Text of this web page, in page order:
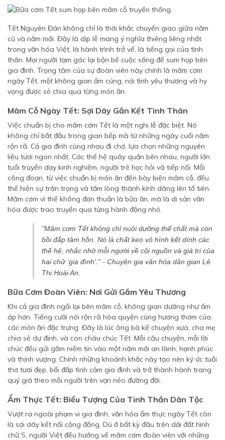
Tết Nguyên Đán không chỉ là thời khắc chuyển giao giữa năm
cũ và năm mới. Đây là dịp lễ mang ý nghĩa thiêng liêng nhất
trong văn hóa Việt, là hành trình trở về, là tiếng gọi của tình
thân. Mọi người tạm gác lại bộn bề cuộc sống để sum họp bên
gia đình. Trọng tâm của sự đoàn viên này chính là mâm cơm
ngày Tết, một không gian ấm cúng, nơi tình yêu thương và hy
vọng được sẻ chia qua từng món ăn.
Mâm Cỗ Ngày Tết: Sợi Dây Gắn Kết Tình Thân
Việc chuẩn bị cho mâm cơm Tết là một nghi lễ đặc biệt. Nó
không chỉ bắt đầu trong gian bếp mà từ những ngày cuối năm
rộn rã. Cả gia đình cùng nhau đi chợ, lựa chọn những nguyên
liệu tươi ngon nhất. Các thế hệ quây quần bên nhau, người lớn
tuổi truyền dạy kinh nghiệm, người trẻ học hỏi và tiếp nối. Mỗi
công đoạn, từ việc chuẩn bị món ăn đến bày biện mâm cỗ, đều
thể hiện sự trân trọng và tấm lòng thành kính dâng lên tổ tiên.
Mâm cơm vì thế không đơn thuần là bữa ăn, mà là di sản văn
hóa được trao truyền qua từng hành động nhỏ.
"Mâm cơm Tết không chỉ nuôi dưỡng thể chất mà còn
bồi đắp tâm hồn. Nó là chất keo vô hình kết dính các
thế hệ, nhắc nhở mỗi người về cội nguồn và giá trị của
hai chữ 'gia đình'." - Chuyên gia văn hóa dân gian Lê
Thị Hoài An.
Bữa Cơm Đoàn Viên: Nơi Gửi Gắm Yêu Thương
Khi cả gia đình ngồi lại bên mâm cỗ, không gian dường như ấm
áp hơn. Tiếng cười nói rộn rã hòa quyện cùng hương thơm của
các món ăn đặc trưng. Đây là lúc ông bà kể chuyện xưa, cha mẹ
chia sẻ dự định, và con cháu chúc Tết. Mỗi câu chuyện, mỗi lời
chúc đều gửi gắm niềm tin vào một năm mới an lành, hạnh phúc
và thịnh vượng. Chính những khoảnh khắc này tạo nên ký ức tuổi
thơ tươi đẹp, bồi đắp tình cảm gia đình và trở thành hành trang
quý giá theo mỗi người trên vạn nẻo đường đời.
Ẩm Thực Tết: Biểu Tượng Của Tinh Thần Dân Tộc
Vượt ra ngoài phạm vi gia đình, văn hóa ẩm thực ngày Tết còn
là sợi dây kết nối cộng đồng. Dù ở bất kỳ đâu trên dải đất hình
chữ S, người Việt đều hướng về mâm cơm đoàn viên với những